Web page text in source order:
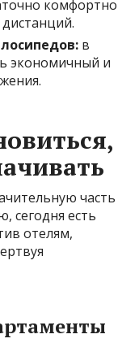
комфортно
в
экономичный и
часть
сегодня есть
отелям,